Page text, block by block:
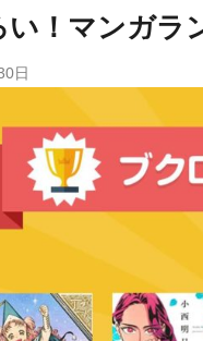
い！マンガラ
日